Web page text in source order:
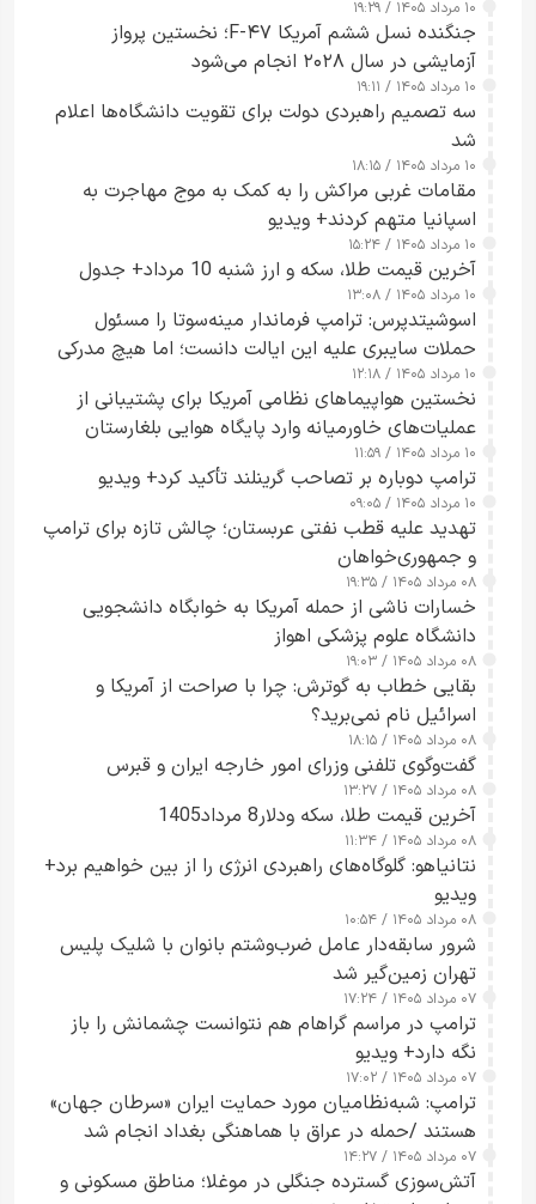
کسی که واقعاً دست به اقدام می‌زند
۱۰ مرداد ۱۴۰۵ / ۱۹:۲۹
جنگنده نسل ششم آمریکا F-۴۷؛ نخستین پرواز
آزمایشی در سال ۲۰۲۸ انجام می‌شود
۱۰ مرداد ۱۴۰۵ / ۱۹:۱۱
سه تصمیم راهبردی دولت برای تقویت دانشگاه‌ها اعلام
شد
۱۰ مرداد ۱۴۰۵ / ۱۸:۱۵
مقامات غربی مراکش را به کمک به موج مهاجرت به
اسپانیا متهم کردند+ ویدیو
۱۰ مرداد ۱۴۰۵ / ۱۵:۲۴
آخرین قیمت طلا، سکه و ارز شنبه 10 مرداد+ جدول
۱۰ مرداد ۱۴۰۵ / ۱۳:۰۸
اسوشیتدپرس: ترامپ فرماندار مینه‌سوتا را مسئول
حملات سایبری علیه این ایالت دانست؛ اما هیچ مدرکی
ارائه نکرد
۱۰ مرداد ۱۴۰۵ / ۱۲:۱۸
نخستین هواپیماهای نظامی آمریکا برای پشتیبانی از
عملیات‌های خاورمیانه وارد پایگاه هوایی بلغارستان
شدند
۱۰ مرداد ۱۴۰۵ / ۱۱:۵۹
ترامپ دوباره بر تصاحب گرینلند تأکید کرد+ ویدیو
۱۰ مرداد ۱۴۰۵ / ۰۹:۰۵
تهدید علیه قطب نفتی عربستان؛ چالش تازه برای ترامپ
و جمهوری‌خواهان
۰۸ مرداد ۱۴۰۵ / ۱۹:۳۵
خسارات ناشی از حمله آمریکا به خوابگاه دانشجویی
دانشگاه علوم پزشکی اهواز
۰۸ مرداد ۱۴۰۵ / ۱۹:۰۳
بقایی خطاب به گوترش: چرا با صراحت از آمریکا و
اسرائیل نام نمی‌برید؟
۰۸ مرداد ۱۴۰۵ / ۱۸:۱۵
گفت‌وگوی تلفنی وزرای امور خارجه ایران و قبرس
۰۸ مرداد ۱۴۰۵ / ۱۳:۲۷
آخرین قیمت طلا، سکه ودلار8 مرداد1405
۰۸ مرداد ۱۴۰۵ / ۱۱:۳۴
نتانیاهو: گلوگاه‌های راهبردی انرژی را از بین خواهیم برد+
ویدیو
۰۸ مرداد ۱۴۰۵ / ۱۰:۵۴
شرور سابقه‌دار عامل ضرب‌وشتم بانوان با شلیک پلیس
تهران زمین‌گیر شد
۰۷ مرداد ۱۴۰۵ / ۱۷:۲۴
ترامپ در مراسم گراهام هم نتوانست چشمانش را باز
نگه دارد+ ویدیو
۰۷ مرداد ۱۴۰۵ / ۱۷:۰۲
ترامپ: شبه‌نظامیان مورد حمایت ایران «سرطان جهان»
هستند /حمله در عراق با هماهنگی بغداد انجام شد
۰۷ مرداد ۱۴۰۵ / ۱۴:۲۷
آتش‌سوزی گسترده جنگلی در موغلا؛ مناطق مسکونی و